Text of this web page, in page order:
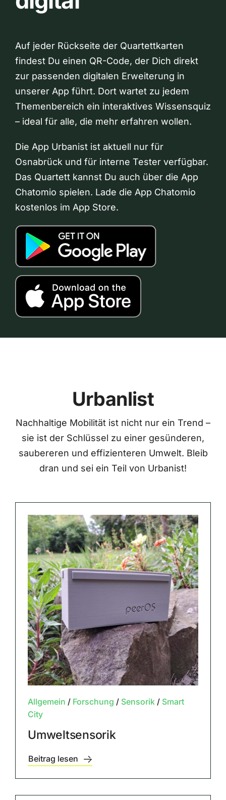
Auf jeder Rückseite der Quartettkarten
findest Du einen QR-Code, der Dich direkt
zur passenden digitalen Erweiterung in
unserer App führt. Dort wartet zu jedem
Themenbereich ein interaktives Wissensquiz
– ideal für alle, die mehr erfahren wollen.
Die App Urbanist ist aktuell nur für
Osnabrück und für interne Tester verfügbar.
Das Quartett kannst Du auch über die App
Chatomio spielen. Lade die App Chatomio
kostenlos im App Store.
Urbanlist
Nachhaltige Mobilität ist nicht nur ein Trend –
sie ist der Schlüssel zu einer gesünderen,
saubereren und effizienteren Umwelt. Bleib
dran und sei ein Teil von Urbanist!
Allgemein / Forschung / Sensorik/ Smart
City
Umweltsensorik
Beitrag lesen